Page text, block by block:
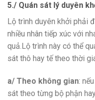
5./ Quán sát lý duyên
Lộ trình duyên khởi phải
nhiều nhân tiếp xúc với
quả.Lộ trình này có thể
sát thô hay tế theo thời
a/ Theo không gian:
sát theo từng bộ phận